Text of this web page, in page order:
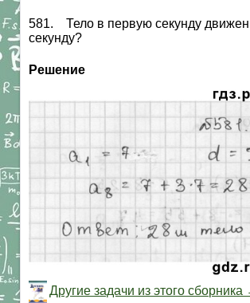
581. Тело в первую секунду
секунду?
Решение
Другие задачи из этого сборника